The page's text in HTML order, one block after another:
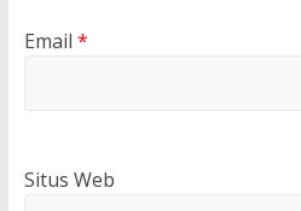
Email *
Situs Web